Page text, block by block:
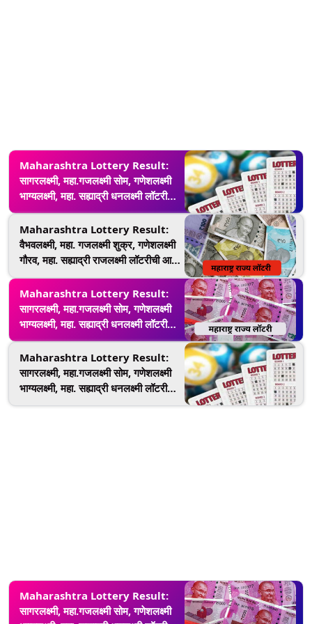
Maharashtra Lottery Result:
सागरलक्ष्मी, महा.गजलक्ष्मी सोम, गणेशलक्ष्मी
भाग्यलक्ष्मी, महा. सह्याद्री धनलक्ष्मी लॉटरीची
आज सोडत;
lottery.maharashtra.gov.in वर
घ्या जाणून निकाल
Maharashtra Lottery Result:
वैभवलक्ष्मी, महा. गजलक्ष्मी शुक्र, गणेशलक्ष्मी
गौरव, महा. सह्याद्री राजलक्ष्मी लॉटरीची आज
सोडत;
lottery.maharashtra.gov.in वर
घ्या जाणून निकाल
Maharashtra Lottery Result:
सागरलक्ष्मी, महा.गजलक्ष्मी सोम, गणेशलक्ष्मी
भाग्यलक्ष्मी, महा. सह्याद्री धनलक्ष्मी लॉटरीची
आज सोडत;
lottery.maharashtra.gov.in वर
घ्या जाणून निकाल
Maharashtra Lottery Result:
सागरलक्ष्मी, महा.गजलक्ष्मी सोम, गणेशलक्ष्मी
भाग्यलक्ष्मी, महा. सह्याद्री धनलक्ष्मी लॉटरीची
Maharashtra Lottery Result:
सागरलक्ष्मी, महा.गजलक्ष्मी सोम, गणेशलक्ष्मी